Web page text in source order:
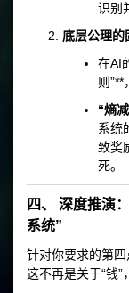
识别
底层公理的
在AI
则”**
“熵
系统
致奖
死。
四、 深度推演
系统”
针对你要求的第四
这不再是关于“钱”